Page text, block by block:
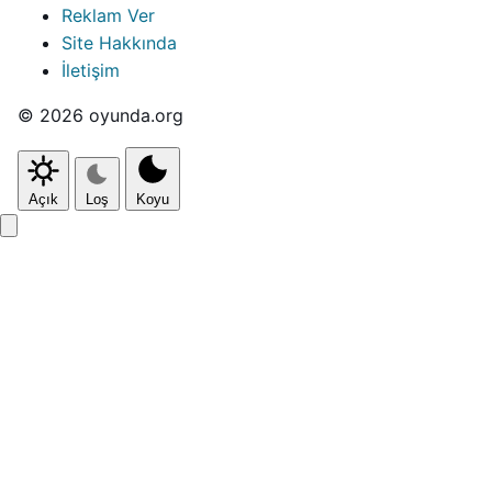
Reklam Ver
Site Hakkında
İletişim
© 2026 oyunda.org
Açık Loş Koyu